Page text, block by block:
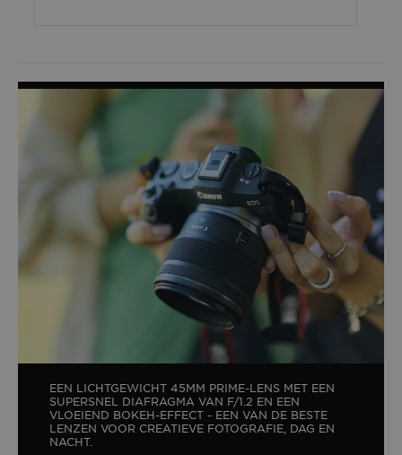
EEN LICHTGEWICHT 45MM PRIME-LENS MET EEN
SUPERSNEL DIAFRAGMA VAN F/1.2 EN EEN
VLOEIEND BOKEH-EFFECT - EEN VAN DE BESTE
LENZEN VOOR CREATIEVE FOTOGRAFIE, DAG EN
NACHT.